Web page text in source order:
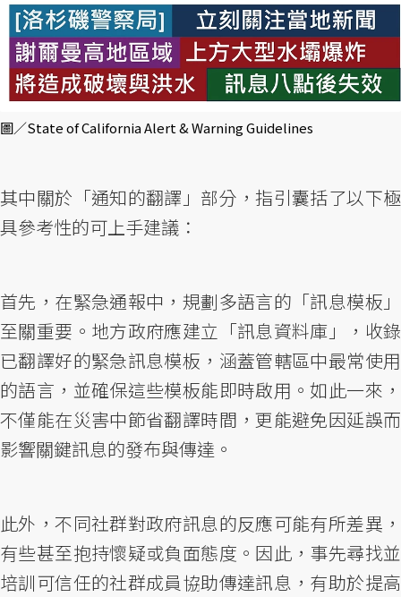
圖／State of California Alert & Warning Guidelines
其中關於「通知的翻譯」部分，指引囊括了以下極
具參考性的可上手建議：
首先，在緊急通報中，規劃多語言的「訊息模板」
至關重要。地方政府應建立「訊息資料庫」，收錄
已翻譯好的緊急訊息模板，涵蓋管轄區中最常使用
的語言，並確保這些模板能即時啟用。如此一來，
不僅能在災害中節省翻譯時間，更能避免因延誤而
影響關鍵訊息的發布與傳達。
此外，不同社群對政府訊息的反應可能有所差異，
有些甚至抱持懷疑或負面態度。因此，事先尋找並
培訓可信任的社群成員協助傳達訊息，有助於提高